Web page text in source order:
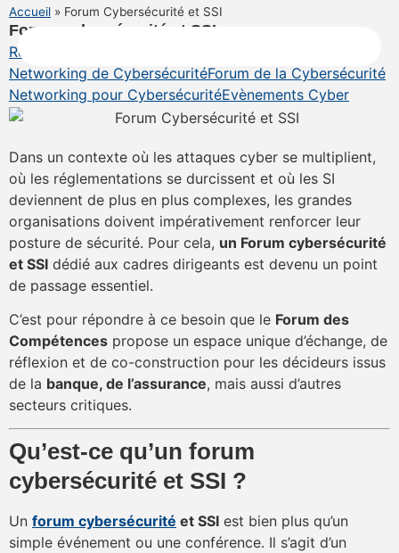
Services
Accueil » Forum Cybersécurité et SSI
Forum cybersécurité et SSI
Réseau pour la CyberSécurité
Networking de CybersécuritéForum de la Cybersécurité
Networking pour CybersécuritéEvènements Cyber
Dans un contexte où les attaques cyber se multiplient,
où les réglementations se durcissent et où les SI
deviennent de plus en plus complexes, les grandes
organisations doivent impérativement renforcer leur
posture de sécurité. Pour cela, un Forum cybersécurité
et SSI dédié aux cadres dirigeants est devenu un point
de passage essentiel.
C’est pour répondre à ce besoin que le Forum des
Compétences propose un espace unique d’échange, de
réflexion et de co-construction pour les décideurs issus
de la banque, de l’assurance, mais aussi d’autres
secteurs critiques.
Qu’est-ce qu’un forum
cybersécurité et SSI ?
Un forum cybersécurité et SSI est bien plus qu’un
simple événement ou une conférence. Il s’agit d’un